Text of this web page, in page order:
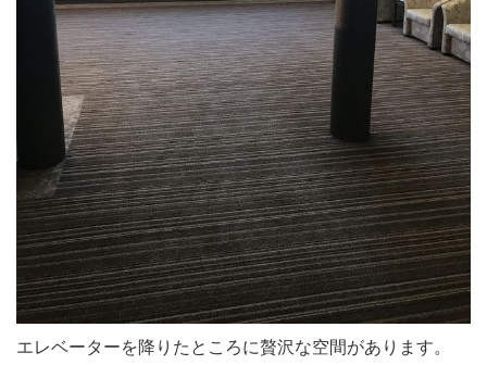
エレベーターを降りたところに贅沢な空間があります。